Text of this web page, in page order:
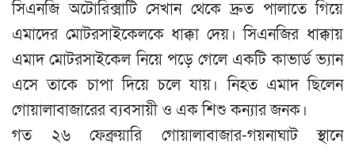
সিএনজি অটোরিক্সাটি সেখান থেকে দ্রুত পালাতে গিয়ে
এমাদের মোটরসাইকেলকে ধাক্কা দেয়। সিএনজির ধাক্কায়
এমাদ মোটরসাইকেল নিয়ে পড়ে গেলে একটি কাভার্ড ভ্যান
এসে তাকে চাপা দিয়ে চলে যায়। নিহত এমাদ ছিলেন
গোয়ালাবাজারের ব্যবসায়ী ও এক শিশু কন্যার জনক।
গত ২৬ ফেব্রুয়ারি গোয়ালাবাজার-গয়নাঘাট স্থানে